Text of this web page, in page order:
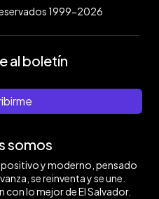
1999-2026
al boletín
somos
y moderno, pensado
se reinventa y se une.
lo mejor de El Salvador.